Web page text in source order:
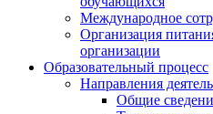
Международное
Организация
организации
Образовательный процесс
Направления
Общие